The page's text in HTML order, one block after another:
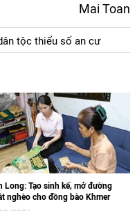
Mai Toan
tộc thiểu số an cư
Long: Tạo sinh kế, mở đường
nghèo cho đồng bào Khmer